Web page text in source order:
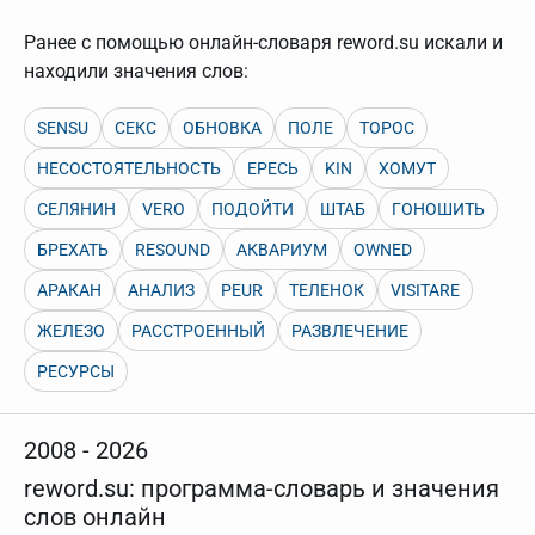
Для более сложных случаев существует возможность
написать в строке запроса "Пушкин поэт" и нажать
Пушкине, но не о городе.
В сложных запросах тоже могут присутствовать
неизвестные буквы. Например, в кроссворде есть
слово "***м***ов", в задании "русский поэт 19 века".
Пишем в Reword первым словом "***м***ов", далее
через пробел "поэт". Получается "***м***ов поэт" (без
кавычек). Нажимаем "Найти" и получаем статью
"Лермонтов" и не только.
Порядок словарей можно изменять, перетаскивая
словарь вверх или вниз за прямоугольник слева от
названия словаря. Также можно выключать ненужные
словари.
Ранее с помощью онлайн-словаря reword.su искали и
находили значения слов:
SENSU СЕКС ОБНОВКА ПОЛЕ ТОРОС
НЕСОСТОЯТЕЛЬНОСТЬ ЕРЕСЬ KIN ХОМУТ
СЕЛЯНИН VERO ПОДОЙТИ ШТАБ ГОНОШИТЬ
БРЕХАТЬ RESOUND АКВАРИУМ OWNED
АРАКАН АНАЛИЗ PEUR ТЕЛЕНОК VISITARE
ЖЕЛЕЗО РАССТРОЕННЫЙ РАЗВЛЕЧЕНИЕ
РЕСУРСЫ
2008 - 2026
reword.su: программа-словарь и значения
слов онлайн